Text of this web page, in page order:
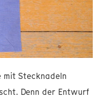
Stecknadeln
Denn der Entwurf